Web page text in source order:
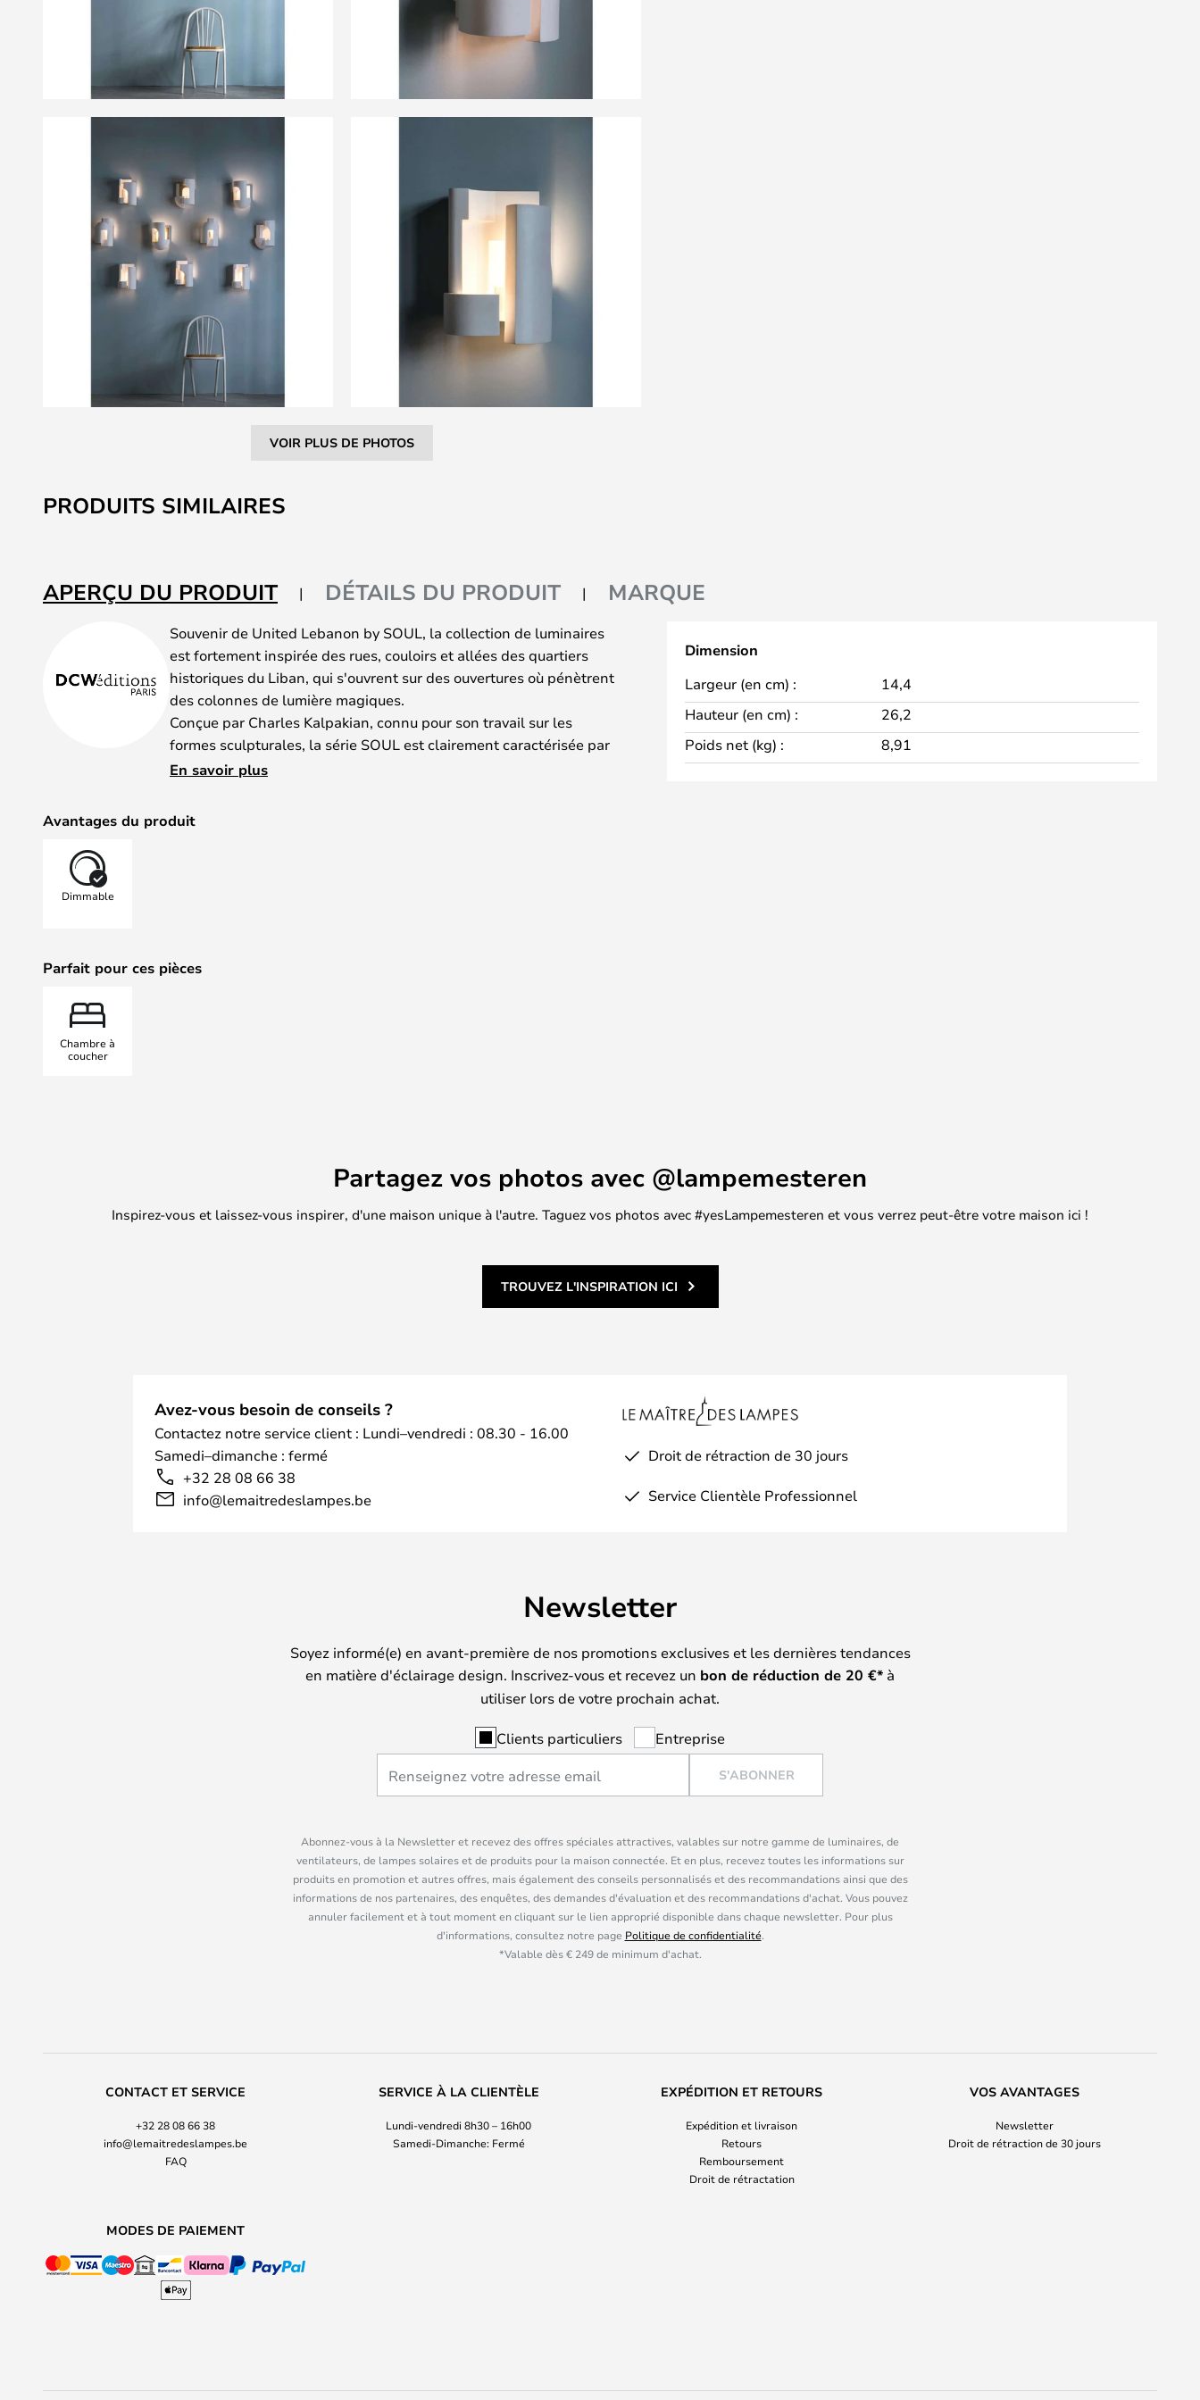
VOIR PLUS DE PHOTOS
to
the
the
images
PRODUITS SIMILAIRES
APERÇU DU PRODUIT DÉTAILS DU PRODUIT MARQUE
Souvenir de United Lebanon by SOUL, la collection de luminaires
est fortement inspirée des rues, couloirs et allées des quartiers
historiques du Liban, qui s'ouvrent sur des ouvertures où pénètrent
des colonnes de lumière magiques.
Conçue par Charles Kalpakian, connu pour son travail sur les
formes sculpturales, la série SOUL est clairement caractérisée par
ses mains habiles en matière de design. La gamme comprend six
fantastique sur le mur du salon, de la cuisine et dans le couloir.
OBS: Le modèle appelé Angle est conçu pour être placé dans un
En savoir plus
Avantages du produit
Dimmable
Parfait pour ces pièces
Chambre à
coucher
Dimension
Largeur (en cm) :
14,4
Hauteur (en cm) :
26,2
Poids net (kg) :
8,91
Partagez vos photos avec @lampemesteren
Inspirez-vous et laissez-vous inspirer, d'une maison unique à l'autre. Taguez vos photos avec #yesLampemesteren et vous verrez peut-être votre maison ici !
TROUVEZ L'INSPIRATION ICI
Avez-vous besoin de conseils ?
Contactez notre service client : Lundi–vendredi : 08.30 - 16.00
Samedi–dimanche : fermé
+32 28 08 66 38
info@lemaitredeslampes.be
Droit de rétraction de 30 jours
Service Clientèle Professionnel
Newsletter
Soyez informé(e) en avant-première de nos promotions exclusives et les dernières tendances
en matière d'éclairage design. Inscrivez-vous et recevez un bon de réduction de 20 €* à
utiliser lors de votre prochain achat.
Clients particuliers Entreprise
S'ABONNER
Abonnez-vous à la Newsletter et recevez des offres spéciales attractives, valables sur notre gamme de luminaires, de
ventilateurs, de lampes solaires et de produits pour la maison connectée. Et en plus, recevez toutes les informations sur
produits en promotion et autres offres, mais également des conseils personnalisés et des recommandations ainsi que des
informations de nos partenaires, des enquêtes, des demandes d'évaluation et des recommandations d'achat. Vous pouvez
annuler facilement et à tout moment en cliquant sur le lien approprié disponible dans chaque newsletter. Pour plus
d'informations, consultez notre page Politique de confidentialité.
*Valable dès € 249 de minimum d'achat.
CONTACT ET SERVICE
+32 28 08 66 38
info@lemaitredeslampes.be
FAQ
SERVICE À LA CLIENTÈLE
Lundi-vendredi 8h30 – 16h00
Samedi-Dimanche: Fermé
EXPÉDITION ET RETOURS
Expédition et livraison
Retours
Remboursement
Droit de rétractation
VOS AVANTAGES
Newsletter
Droit de rétraction de 30 jours
MODES DE PAIEMENT